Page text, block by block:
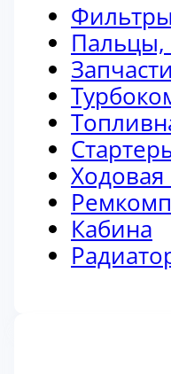
Фильтры
Пальцы,
Ходовая
Кабина